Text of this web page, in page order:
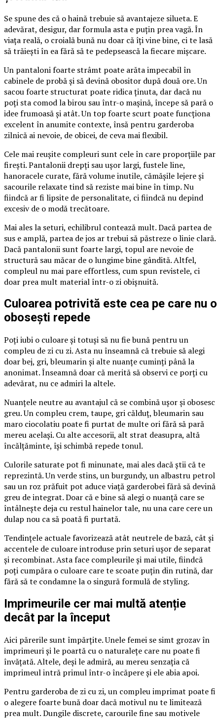
Se spune des că o haină trebuie să avantajeze silueta. E
adevărat, desigur, dar formula asta e puțin prea vagă. În
viața reală, o croială bună nu doar că îți vine bine, ci te lasă
să trăiești în ea fără să te pedepsească la fiecare mișcare.
Un pantaloni foarte strâmt poate arăta impecabil în
cabinele de probă și să devină obositor după două ore. Un
sacou foarte structurat poate ridica ținuta, dar dacă nu
poți sta comod la birou sau într-o mașină, începe să pară o
idee frumoasă și atât. Un top foarte scurt poate funcționa
excelent în anumite contexte, însă pentru garderoba
zilnică ai nevoie, de obicei, de ceva mai flexibil.
Cele mai reușite compleuri sunt cele în care proporțiile par
firești. Pantalonii drepți sau ușor largi, fustele line,
hanoracele curate, fără volume inutile, cămășile lejere și
sacourile relaxate tind să reziste mai bine în timp. Nu
fiindcă ar fi lipsite de personalitate, ci fiindcă nu depind
excesiv de o modă trecătoare.
Mai ales la seturi, echilibrul contează mult. Dacă partea de
sus e amplă, partea de jos ar trebui să păstreze o linie clară.
Dacă pantalonii sunt foarte largi, topul are nevoie de
structură sau măcar de o lungime bine gândită. Altfel,
compleul nu mai pare effortless, cum spun revistele, ci
doar prea mult material într-o zi obișnuită.
Culoarea potrivită este cea pe care nu o
obosești repede
Poți iubi o culoare și totuși să nu fie bună pentru un
compleu de zi cu zi. Asta nu înseamnă că trebuie să alegi
doar bej, gri, bleumarin și alte nuanțe cuminți până la
anonimat. Înseamnă doar că merită să observi ce porți cu
adevărat, nu ce admiri la altele.
Nuanțele neutre au avantajul că se combină ușor și obosesc
greu. Un compleu crem, taupe, gri călduț, bleumarin sau
maro ciocolatiu poate fi purtat de multe ori fără să pară
mereu același. Cu alte accesorii, alt strat deasupra, altă
încălțăminte, își schimbă repede tonul.
Culorile saturate pot fi minunate, mai ales dacă știi că te
reprezintă. Un verde stins, un burgundy, un albastru petrol
sau un roz prăfuit pot aduce viață garderobei fără să devină
greu de integrat. Doar că e bine să alegi o nuanță care se
întâlnește deja cu restul hainelor tale, nu una care cere un
dulap nou ca să poată fi purtată.
Tendințele actuale favorizează atât neutrele de bază, cât și
accentele de culoare introduse prin seturi ușor de separat
și recombinat. Asta face compleurile și mai utile, fiindcă
poți cumpăra o culoare care te scoate puțin din rutină, dar
fără să te condamne la o singură formulă de styling.
Imprimeurile cer mai multă atenție
decât par la început
Aici părerile sunt împărțite. Unele femei se simt grozav în
imprimeuri și le poartă cu o naturalețe care nu poate fi
învățată. Altele, deși le admiră, au mereu senzația că
imprimeul intră primul într-o încăpere și ele abia apoi.
Pentru garderoba de zi cu zi, un compleu imprimat poate fi
o alegere foarte bună doar dacă motivul nu te limitează
prea mult. Dungile discrete, carourile fine sau motivele